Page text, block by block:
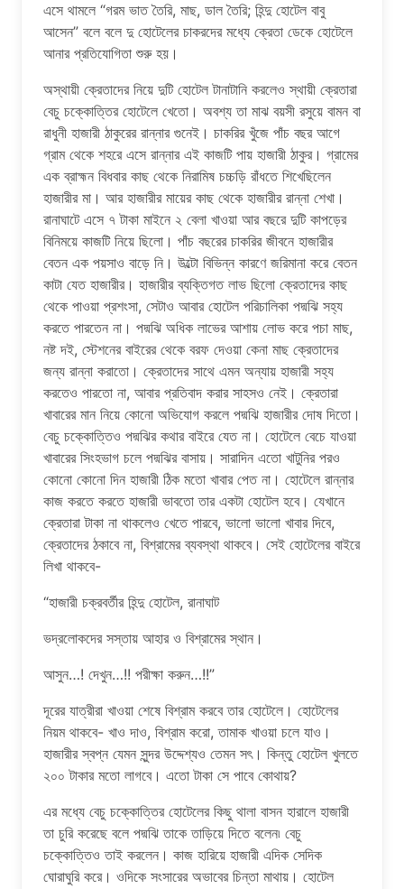
এসে থামলে “গরম ভাত তৈরি, মাছ, ডাল তৈরি; হিন্দু হোটেল বাবু
আসেন” বলে বলে দু হোটেলের চাকরদের মধ্যে ক্রেতা ডেকে হোটেলে
আনার প্রতিযোগিতা শুরু হয়।
অস্থায়ী ক্রেতাদের নিয়ে দুটি হোটেল টানাটানি করলেও স্থায়ী ক্রেতারা
বেচু চক্কোত্তির হোটেলে খেতো। অবশ্য তা মাঝ বয়সী রসুয়ে বামন বা
রাধুনী হাজারী ঠাকুরের রান্নার গুনেই। চাকরির খুঁজে পাঁচ বছর আগে
গ্রাম থেকে শহরে এসে রান্নার এই কাজটি পায় হাজারী ঠাকুর। গ্রামের
এক ব্রাহ্মন বিধবার কাছ থেকে নিরামিষ চচ্চড়ি রাঁধতে শিখেছিলেন
হাজারীর মা। আর হাজারীর মায়ের কাছ থেকে হাজারীর রান্না শেখা।
রানাঘাটে এসে ৭ টাকা মাইনে ২ বেলা খাওয়া আর বছরে দুটি কাপড়ের
বিনিময়ে কাজটি নিয়ে ছিলো। পাঁচ বছরের চাকরির জীবনে হাজারীর
বেতন এক পয়সাও বাড়ে নি। উল্টো বিভিন্ন কারণে জরিমানা করে বেতন
কাটা যেত হাজারীর। হাজারীর ব্যক্তিগত লাভ ছিলো ক্রেতাদের কাছ
থেকে পাওয়া প্রশংসা, সেটাও আবার হোটেল পরিচালিকা পদ্মঝি সহ্য
করতে পারতেন না। পদ্মঝি অধিক লাভের আশায় লোভ করে পচা মাছ,
নষ্ট দই, স্টেশনের বাইরের থেকে বরফ দেওয়া কেনা মাছ ক্রেতাদের
জন্য রান্না করাতো। ক্রেতাদের সাথে এমন অন্যায় হাজারী সহ্য
করতেও পারতো না, আবার প্রতিবাদ করার সাহসও নেই। ক্রেতারা
খাবারের মান নিয়ে কোনো অভিযোগ করলে পদ্মঝি হাজারীর দোষ দিতো।
বেচু চক্কোত্তিও পদ্মঝির কথার বাইরে যেত না। হোটেলে বেচে যাওয়া
খাবারের সিংহভাগ চলে পদ্মঝির বাসায়। সারাদিন এতো খাটুনির পরও
কোনো কোনো দিন হাজারী ঠিক মতো খাবার পেত না। হোটেলে রান্নার
কাজ করতে করতে হাজারী ভাবতো তার একটা হোটেল হবে। যেখানে
ক্রেতারা টাকা না থাকলেও খেতে পারবে, ভালো ভালো খাবার দিবে,
ক্রেতাদের ঠকাবে না, বিশ্রামের ব্যবস্থা থাকবে। সেই হোটেলের বাইরে
লিখা থাকবে-
“হাজারী চক্রবর্তীর হিন্দু হোটেল, রানাঘাট
ভদ্রলোকদের সস্তায় আহার ও বিশ্রামের স্থান।
আসুন…! দেখুন…!! পরীক্ষা করুন…!!”
দূরের যাত্রীরা খাওয়া শেষে বিশ্রাম করবে তার হোটেলে। হোটেলের
নিয়ম থাকবে- খাও দাও, বিশ্রাম করো, তামাক খাওয়া চলে যাও।
হাজারীর স্বপ্ন যেমন সুন্দর উদ্দেশ্যও তেমন সৎ। কিন্তু হোটেল খুলতে
২০০ টাকার মতো লাগবে। এতো টাকা সে পাবে কোথায়?
এর মধ্যে বেচু চক্কোত্তির হোটেলের কিছু থালা বাসন হারালে হাজারী
তা চুরি করেছে বলে পদ্মঝি তাকে তাড়িয়ে দিতে বলেন৷ বেচু
চক্কোত্তিও তাই করলেন। কাজ হারিয়ে হাজারী এদিক সেদিক
ঘোরাঘুরি করে। ওদিকে সংসারের অভাবের চিন্তা মাথায়। হোটেল